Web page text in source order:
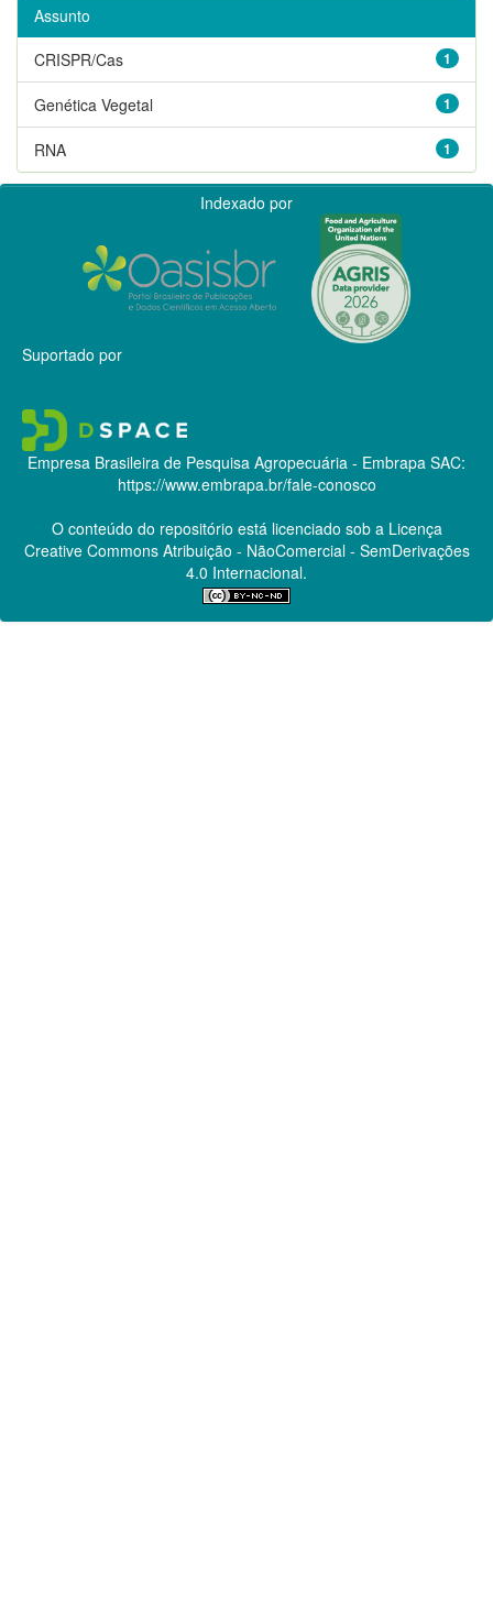
Assunto
1
CRISPR/Cas
1
Genética Vegetal
1
RNA
Indexado por
Suportado por
Empresa Brasileira de Pesquisa Agropecuária - Embrapa SAC:
https://www.embrapa.br/fale-conosco
O conteúdo do repositório está licenciado sob a Licença
Creative CommonsAtribuição - NãoComercial - SemDerivações
4.0 Internacional.